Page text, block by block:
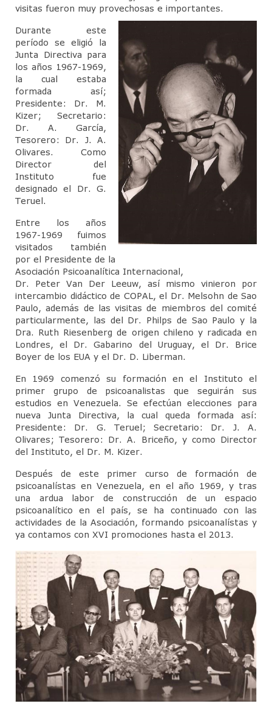
visitas fueron muy provechosas e importantes.
Durante este
período se eligió la
Junta Directiva para
los años 1967-1969,
la cual estaba
formada así;
Presidente: Dr. M.
Kizer; Secretario:
Dr. A. García,
Tesorero: Dr. J. A.
Olivares. Como
Director del
Instituto fue
designado el Dr. G.
Teruel.
Entre los años
1967-1969 fuimos
visitados también
por el Presidente de la
Asociación Psicoanalítica Internacional,
Dr. Peter Van Der Leeuw, así mismo vinieron por
intercambio didáctico de COPAL, el Dr. Melsohn de Sao
Paulo, además de las visitas de miembros del comité
particularmente, las del Dr. Philps de Sao Paulo y la
Dra. Ruth Riesenberg de origen chileno y radicada en
Londres, el Dr. Gabarino del Uruguay, el Dr. Brice
Boyer de los EUA y el Dr. D. Liberman.
En 1969 comenzó su formación en el Instituto el
primer grupo de psicoanalistas que seguirán sus
estudios en Venezuela. Se efectúan elecciones para
nueva Junta Directiva, la cual queda formada así:
Presidente: Dr. G. Teruel; Secretario: Dr. J. A.
Olivares; Tesorero: Dr. A. Briceño, y como Director
del Instituto, el Dr. M. Kizer.
Después de este primer curso de formación de
psicoanalístas en Venezuela, en el año 1969, y tras
una ardua labor de construcción de un espacio
psicoanalítico en el país, se ha continuado con las
actividades de la Asociación, formando psicoanalístas y
ya contamos con XVI promociones hasta el 2013.